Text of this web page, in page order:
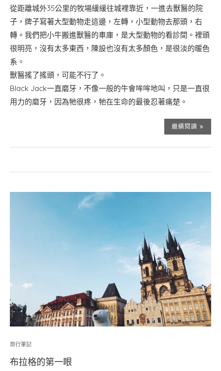
從距離城外35公里的牧場緩緩往城裡靠近，一進去獸醫的院
子，牌子寫著大型動物走這邊，左轉，小型動物去那頭，右
轉。我們把小牛搬進獸醫的車庫，是大型動物的看診間。裡頭
很明亮，沒有太多東西，陳設也沒有太多顏色，是很淡的暖色
系。
獸醫搖了搖頭，可能不行了。
Black Jack一直磨牙，不像一般的牛會哞哞地叫，只是一直很
用力的磨牙，因為牠很疼，牠在生命的最後忍著痛楚。
繼續閱讀
旅行筆記
布拉格的第一眼